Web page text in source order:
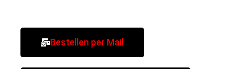
Bestellen per Mail